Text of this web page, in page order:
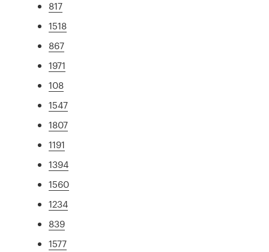
817
1518
867
1971
108
1547
1807
1191
1394
1560
1234
839
1577